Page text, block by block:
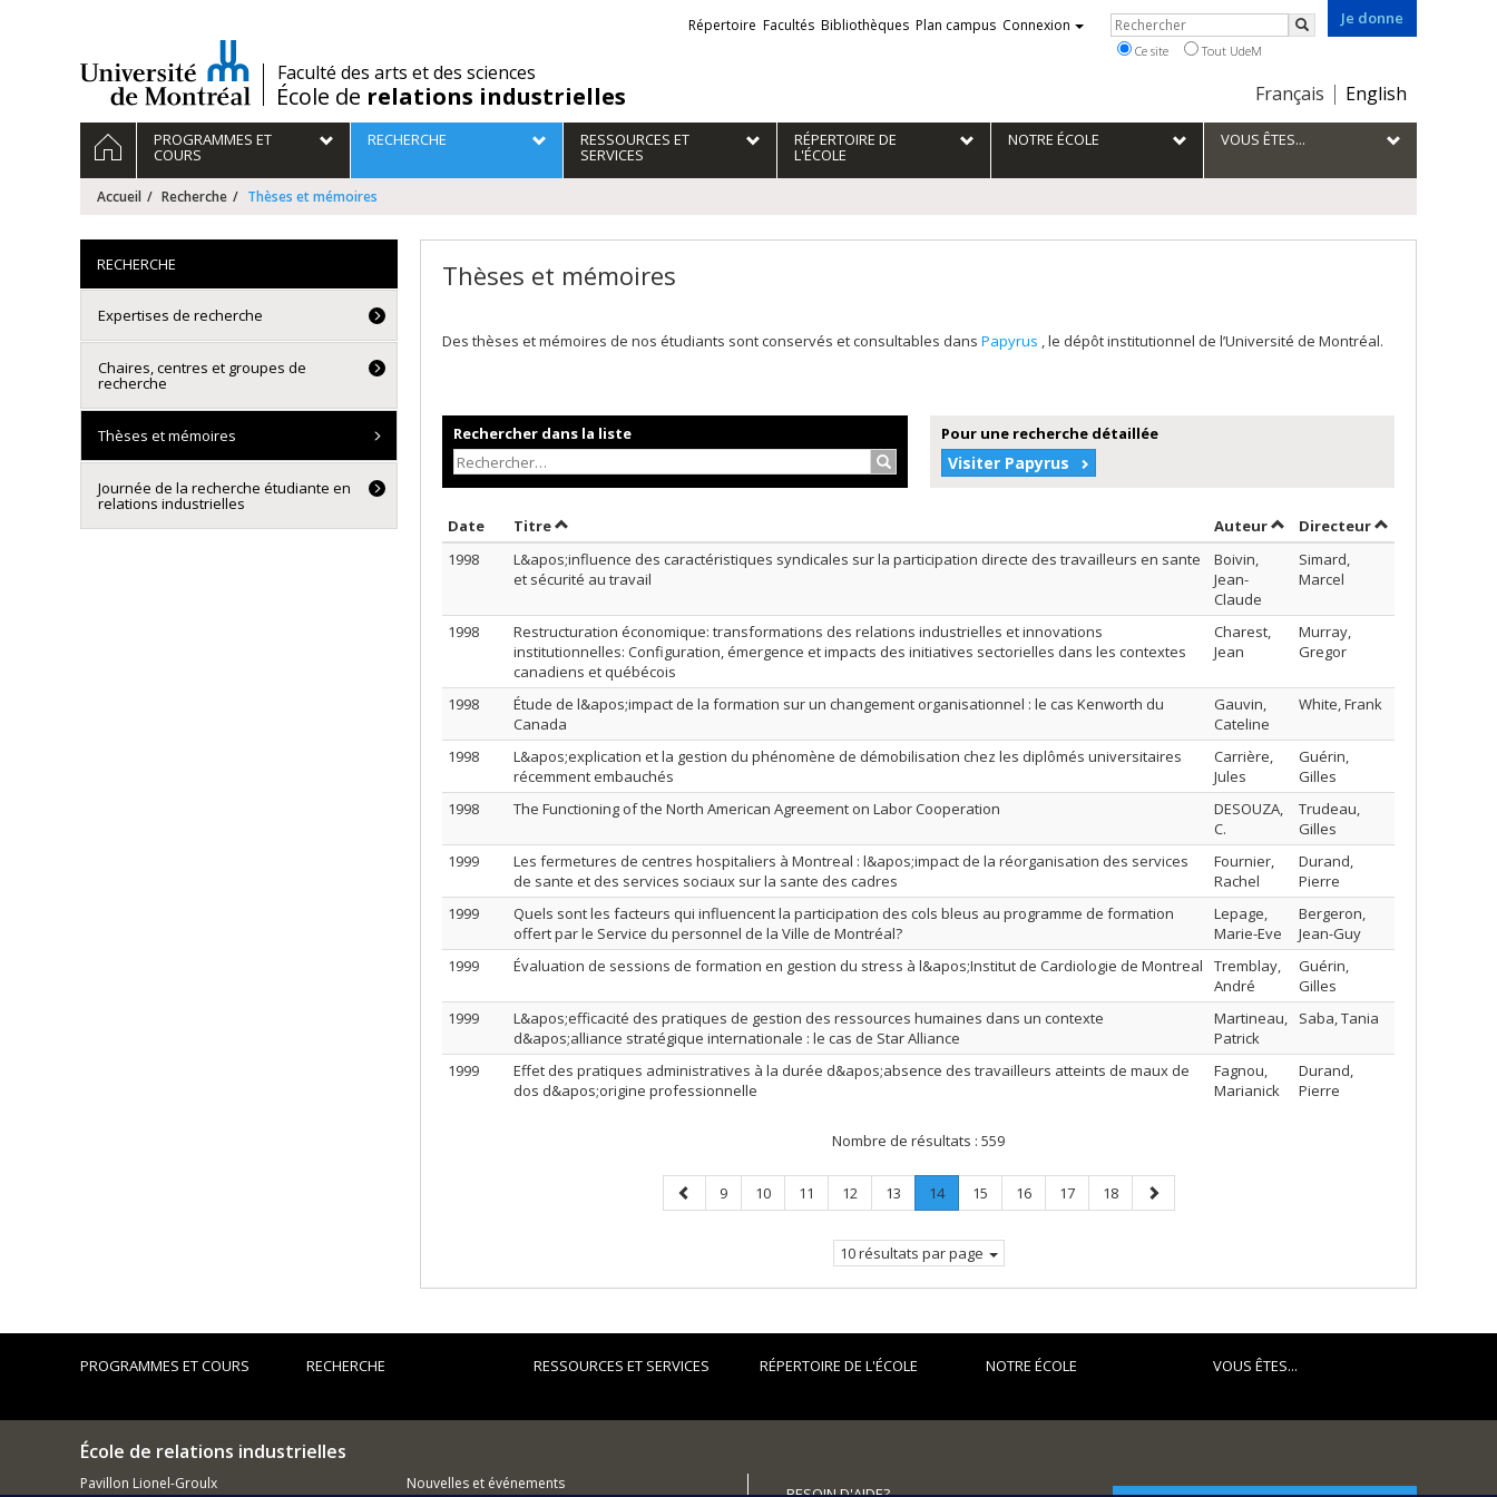
/Faculté des arts et des sciences
École de relations industrielles
Je donne
Choix
la
langue
Français English
Liens
externes
Répertoire Facultés Bibliothèques Plan campus Connexion Rechercher
Rechercher
Ce site Tout UdeM
Navigation
principale
ACCUEILPROGRAMMES ET
COURS
RECHERCHE RESSOURCES ET
SERVICES
RÉPERTOIRE DE
L'ÉCOLE
NOTRE ÉCOLE VOUS ÊTES...
Accueil Recherche Thèses et mémoires
Thèses et mémoires
Des thèses et mémoires de nos étudiants sont conservés et consultables dans Papyrus , le dépôt institutionnel de l’Université de Montréal.
Rechercher dans la liste
Rechercher…
Pour une recherche détaillée
Visiter Papyrus
Date Trier par date en ordre décroissant
TitreTrier par titre en ordre décroissant AuteurTrier par auteur en ordre
Directeurpar
1998
L&apos;influence des caractéristiques syndicales sur la participation directe des travailleurs en sante
et sécurité au travail
Boivin,
Jean-
Claude
Simard,
Marcel
1998
Restructuration économique: transformations des relations industrielles et innovations
institutionnelles: Configuration, émergence et impacts des initiatives sectorielles dans les contextes
canadiens et québécois
Charest,
Jean
Murray,
Gregor
1998
Étude de l&apos;impact de la formation sur un changement organisationnel : le cas Kenworth du
Canada
Gauvin,
Cateline
White, Frank
1998
L&apos;explication et la gestion du phénomène de démobilisation chez les diplômés universitaires
récemment embauchés
Carrière,
Jules
Guérin,
Gilles
1998
The Functioning of the North American Agreement on Labor Cooperation
DESOUZA,
C.
Trudeau,
Gilles
1999
Les fermetures de centres hospitaliers à Montreal : l&apos;impact de la réorganisation des services
de sante et des services sociaux sur la sante des cadres
Fournier,
Rachel
Durand,
Pierre
1999
Quels sont les facteurs qui influencent la participation des cols bleus au programme de formation
offert par le Service du personnel de la Ville de Montréal?
Lepage,
Marie-Eve
Bergeron,
Jean-Guy
1999
Évaluation de sessions de formation en gestion du stress à l&apos;Institut de Cardiologie de Montreal
Tremblay,
André
Guérin,
Gilles
1999
L&apos;efficacité des pratiques de gestion des ressources humaines dans un contexte
d&apos;alliance stratégique internationale : le cas de Star Alliance
Martineau,
Patrick
Saba, Tania
1999
Effet des pratiques administratives à la durée d&apos;absence des travailleurs atteints de maux de
dos d&apos;origine professionnelle
Fagnou,
Marianick
Durand,
Pierre
Nombre de résultats : 559
Page
précédente
Page
9 Page
10 Page
11 Page
12 Page
13 Page
14.
Page
Page
15 Page
16 Page
17 Page
18
Page
suivante
10 résultats par page
RECHERCHE
Expertises de recherche
Chaires, centres et groupes de
recherche
Thèses et mémoires
Journée de la recherche étudiante en
relations industrielles
PROGRAMMES ET COURS RECHERCHE RESSOURCES ET SERVICES RÉPERTOIRE DE L'ÉCOLE NOTRE ÉCOLE VOUS ÊTES...
École de relations industrielles
Pavillon Lionel-Groulx
Nouvelles et événements